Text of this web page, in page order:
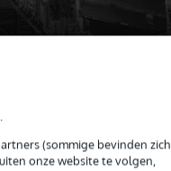
(sommige bevinden zich
onze website te volgen,